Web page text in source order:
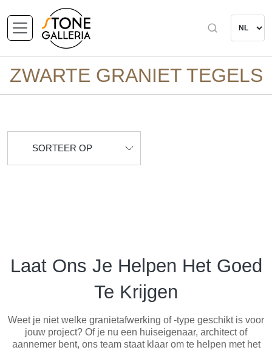
ZWARTE GRANIET TEGELS
SORTEER OP
Laat Ons Je Helpen Het Goed
Te Krijgen
Weet je niet welke granietafwerking of -type geschikt is voor
jouw project? Of je nu een huiseigenaar, architect of
aannemer bent, ons team staat klaar om te helpen met het